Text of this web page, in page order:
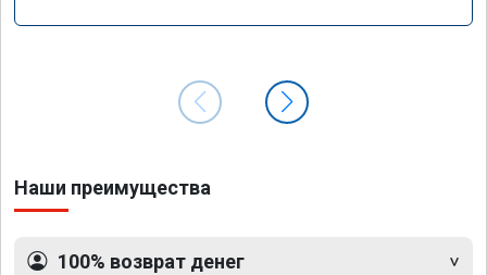
Наши преимущества
100% возврат денег